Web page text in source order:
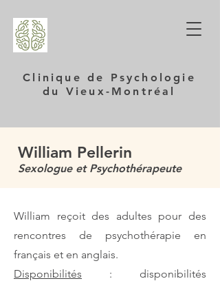
Clinique de Psychologie
du Vieux-Montréal
William Pellerin
Sexologue et Psychothérapeute
William reçoit des adultes pour des
rencontres de psychothérapie en
français et en anglais.
Disponibilités
: disponibilités